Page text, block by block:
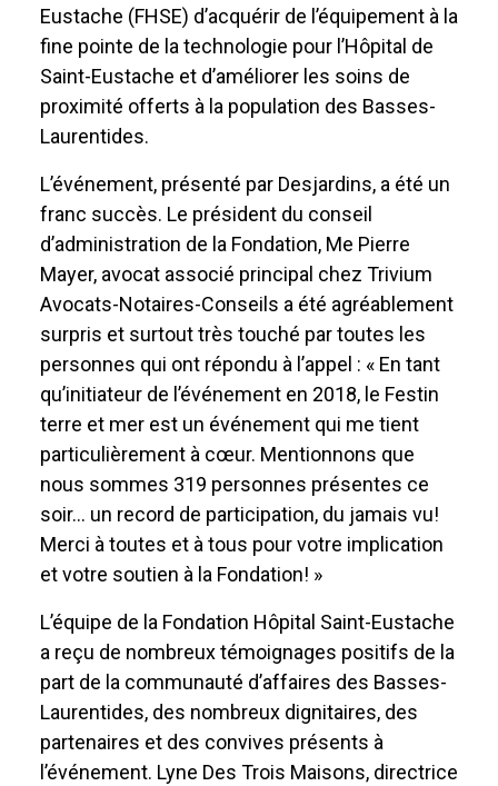
Eustache (FHSE) d’acquérir de l’équipement à la
fine pointe de la technologie pour l’Hôpital de
Saint-Eustache et d’améliorer les soins de
proximité offerts à la population des Basses-
Laurentides.
L’événement, présenté par Desjardins, a été un
franc succès. Le président du conseil
d’administration de la Fondation, Me Pierre
Mayer, avocat associé principal chez Trivium
Avocats-Notaires-Conseils a été agréablement
surpris et surtout très touché par toutes les
personnes qui ont répondu à l’appel : « En tant
qu’initiateur de l’événement en 2018, le Festin
terre et mer est un événement qui me tient
particulièrement à cœur. Mentionnons que
nous sommes 319 personnes présentes ce
soir… un record de participation, du jamais vu!
Merci à toutes et à tous pour votre implication
et votre soutien à la Fondation! »
L’équipe de la Fondation Hôpital Saint-Eustache
a reçu de nombreux témoignages positifs de la
part de la communauté d’affaires des Basses-
Laurentides, des nombreux dignitaires, des
partenaires et des convives présents à
l’événement. Lyne Des Trois Maisons, directrice